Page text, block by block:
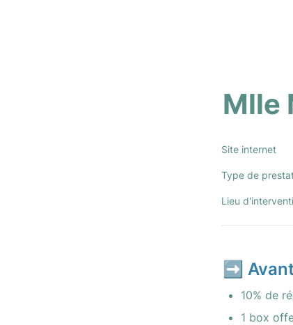
Mlle
Site internet
Type de
Lieu
➡️
10% de
1 box